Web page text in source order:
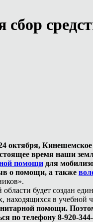
Кинешемское
время наши
помощи для
о помощи, а также
будет создан
в учебной
помощи.
по телефону 8-920-